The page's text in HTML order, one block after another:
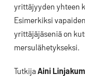
yrittäjyyden yhteen
Esimerkiksi
yrittäjäjäseniä on
mersulähetykseksi.
Tutkija Aini